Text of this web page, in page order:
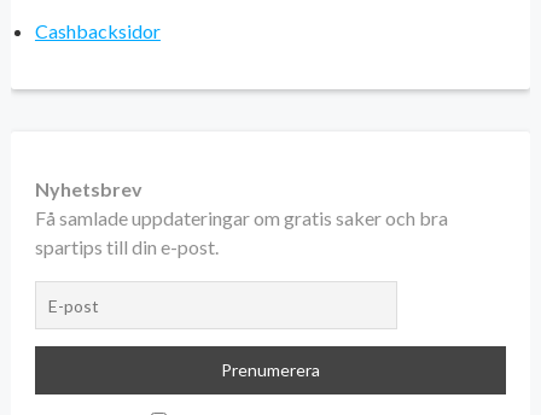
Cashbacksidor
Nyhetsbrev
Få samlade uppdateringar om gratis saker och bra
spartips till din e-post.